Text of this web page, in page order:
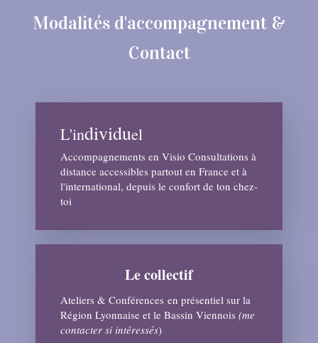
Modalités d'accompagnement &
Contact
L'individuel
Accompagnements en Visio Consultations à
distance accessibles partout en France et à
l'international, depuis le confort de ton chez-
toi
Le collectif
Ateliers & Conférences en présentiel sur la
Région Lyonnaise et le Bassin Viennois (me
contacter si intéressés)